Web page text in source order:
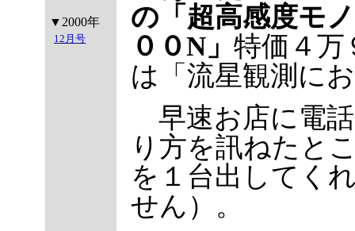
▼2000年
12月号
の「超高感度モ
００N」 特価４万
は「流星観測に
早速お店に電
り方を訊ねたと
を１台出してく
せん）。